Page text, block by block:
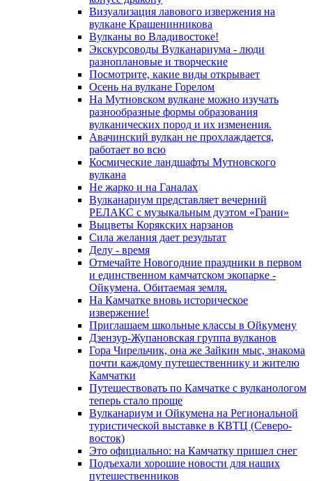
Визуализация лавового извержения на
вулкане Крашенинникова
Вулканы во Владивостоке!
Экскурсоводы Вулканариума - люди
разноплановые и творческие
Посмотрите, какие виды открывает
Осень на вулкане Горелом
На Мутновском вулкане можно изучать
разнообразные формы образования
вулканических пород и их изменения.
Авачинский вулкан не прохлаждается,
работает во всю
Космические ландшафты Мутновского
вулкана
Не жарко и на Ганалах
Вулканариум представляет вечерний
РЕЛАКС с музыкальным дуэтом «Грани»
Выцветы Корякских нарзанов
Сила желания дает результат
Делу - время
Отмечайте Новогодние праздники в первом
и единственном камчатском экопарке -
Ойкумена. Обитаемая земля.
На Камчатке вновь историческое
извержение!
Приглашаем школьные классы в Ойкумену
Дзензур-Жупановская группа вулканов
Гора Чирельчик, она же Зайкин мыс, знакома
почти каждому путешественнику и жителю
Камчатки
Путешествовать по Камчатке с вулканологом
теперь стало проще
Вулканариум и Ойкумена на Региональной
туристической выставке в КВТЦ (Северо-
восток)
Это официально: на Камчатку пришел снег
Подъехали хорошие новости для наших
путешественников